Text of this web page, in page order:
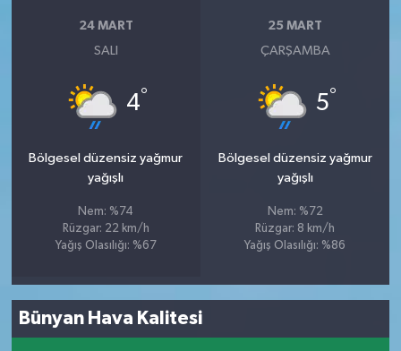
24 MART
SALI
4°
Bölgesel düzensiz yağmur
yağışlı
Nem: %74
Rüzgar: 22 km/h
Yağış Olasılığı: %67
25 MART
ÇARŞAMBA
5°
Bölgesel düzensiz yağmur
yağışlı
Nem: %72
Rüzgar: 8 km/h
Yağış Olasılığı: %86
Bünyan Hava Kalitesi